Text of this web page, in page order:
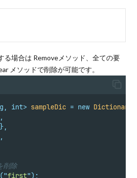
る場合は Removeメソッド、全ての要
メソッドで削除が可能です。
, int> sampleDic = new Dictionary
},
削除
("first");